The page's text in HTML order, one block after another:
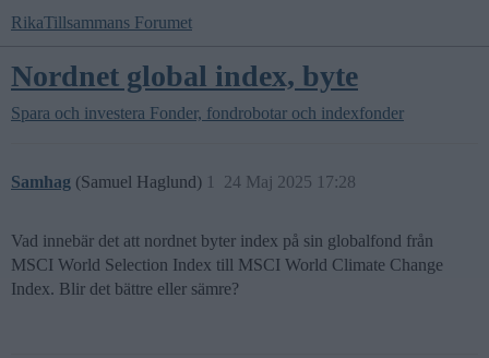
RikaTillsammans Forumet
Nordnet global index, byte
Spara och investera Fonder, fondrobotar och indexfonder
Samhag (Samuel Haglund) 24 Maj 2025 17:28
1
Vad innebär det att nordnet byter index på sin globalfond från
MSCI World Selection Index till MSCI World Climate Change
Index. Blir det bättre eller sämre?